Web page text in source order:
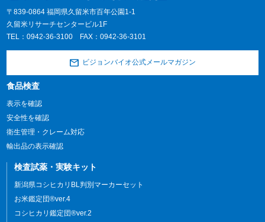
〒839-0864 福岡県久留米市百年公園1-1
久留米リサーチセンタービル1F
TEL：0942-36-3100 FAX：0942-36-3101
ビジョンバイオ公式メールマガジン
食品検査
表示を確認
安全性を確認
衛生管理・クレーム対応
輸出品の表示確認
検査試薬・実験キット
新潟県コシヒカリBL判別マーカーセット
お米鑑定団®ver.4
コシヒカリ鑑定団®ver.2